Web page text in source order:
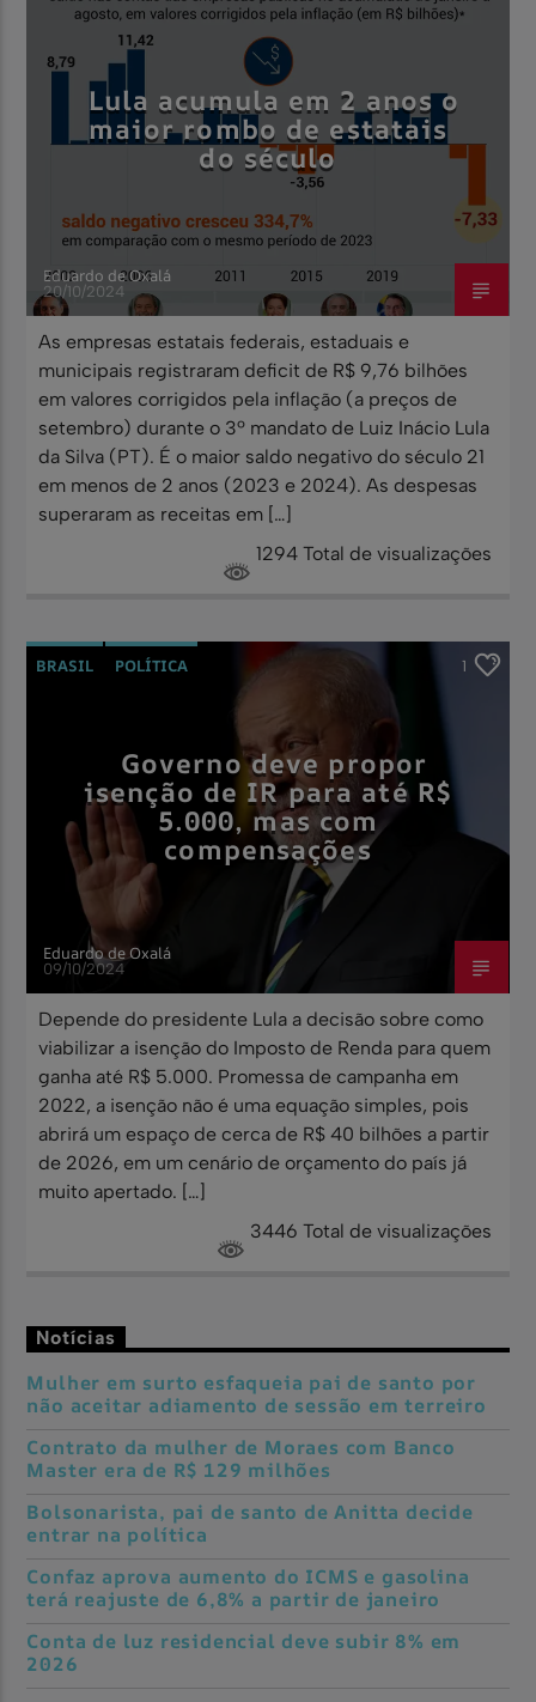
Lula acumula em 2 anos o
maior rombo de estatais
do século
Eduardo de Oxalá
20/10/2024
As empresas estatais federais, estaduais e
municipais registraram deficit de R$ 9,76 bilhões
em valores corrigidos pela inflação (a preços de
setembro) durante o 3º mandato de Luiz Inácio Lula
da Silva (PT). É o maior saldo negativo do século 21
em menos de 2 anos (2023 e 2024). As despesas
superaram as receitas em […]
1294 Total de visualizações
BRASIL POLÍTICA 1
Governo deve propor
isenção de IR para até R$
5.000, mas com
compensações
Eduardo de Oxalá
09/10/2024
Depende do presidente Lula a decisão sobre como
viabilizar a isenção do Imposto de Renda para quem
ganha até R$ 5.000. Promessa de campanha em
2022, a isenção não é uma equação simples, pois
abrirá um espaço de cerca de R$ 40 bilhões a partir
de 2026, em um cenário de orçamento do país já
muito apertado. […]
3446 Total de visualizações
Notícias
Mulher em surto esfaqueia pai de santo por
não aceitar adiamento de sessão em terreiro
Contrato da mulher de Moraes com Banco
Master era de R$ 129 milhões
Bolsonarista, pai de santo de Anitta decide
entrar na política
Confaz aprova aumento do ICMS e gasolina
terá reajuste de 6,8% a partir de janeiro
Conta de luz residencial deve subir 8% em
2026